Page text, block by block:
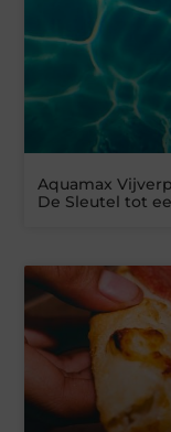
Aquamax
De Sleutel tot